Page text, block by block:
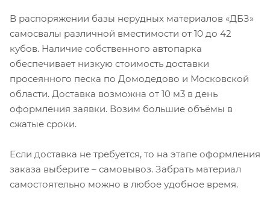
В распоряжении базы нерудных материалов «ДБЗ»
самосвалы различной вместимости от 10 до 42
кубов. Наличие собственного автопарка
обеспечивает низкую стоимость доставки
просеянного песка по Домодедово и Московской
области. Доставка возможна от 10 м3 в день
оформления заявки. Возим большие объёмы в
сжатые сроки.
Если доставка не требуется, то на этапе оформления
заказа выберите – самовывоз. Забрать материал
самостоятельно можно в любое удобное время.